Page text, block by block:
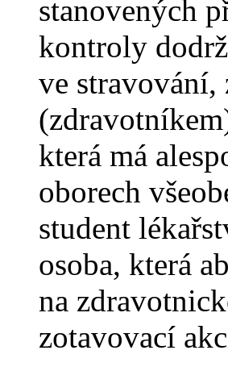
stanovených
kontroly
ve
která má
oborech
student
osoba, která
na
zotavovací